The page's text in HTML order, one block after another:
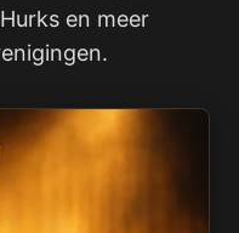
en meer